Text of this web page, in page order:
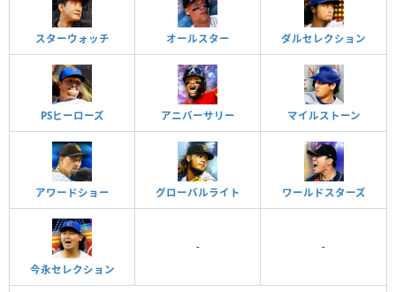
スターウォッチ オールスター ダルセレクション
PSヒーローズ アニバーサリー マイルストーン
アワードショー グローバルライト ワールドスターズ
今永セレクション
- -